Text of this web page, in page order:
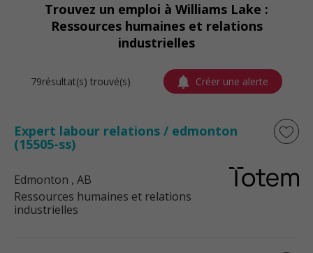
Trouvez un emploi à Williams Lake :
Ressources humaines et relations
industrielles
79résultat(s) trouvé(s) Créer une alerte
Expert labour relations / edmonton
(15505-ss)
Edmonton , AB
Ressources humaines et relations
industrielles